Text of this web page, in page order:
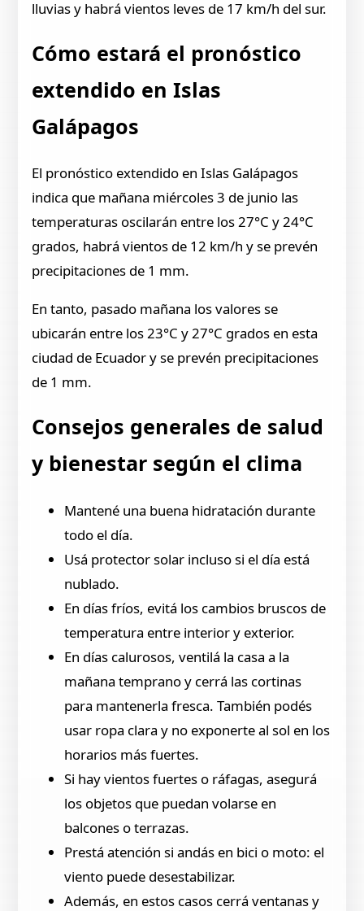
lluvias y habrá vientos leves de 17 km/h del sur.
Cómo estará el pronóstico
extendido en Islas
Galápagos
El pronóstico extendido en Islas Galápagos
indica que mañana miércoles 3 de junio las
temperaturas oscilarán entre los 27°C y 24°C
grados, habrá vientos de 12 km/h y se prevén
precipitaciones de 1 mm.
En tanto, pasado mañana los valores se
ubicarán entre los 23°C y 27°C grados en esta
ciudad de Ecuador y se prevén precipitaciones
de 1 mm.
Consejos generales de salud
y bienestar según el clima
Mantené una buena hidratación durante
todo el día.
Usá protector solar incluso si el día está
nublado.
En días fríos, evitá los cambios bruscos de
temperatura entre interior y exterior.
En días calurosos, ventilá la casa a la
mañana temprano y cerrá las cortinas
para mantenerla fresca. También podés
usar ropa clara y no exponerte al sol en los
horarios más fuertes.
Si hay vientos fuertes o ráfagas, asegurá
los objetos que puedan volarse en
balcones o terrazas.
Prestá atención si andás en bici o moto: el
viento puede desestabilizar.
Además, en estos casos cerrá ventanas y